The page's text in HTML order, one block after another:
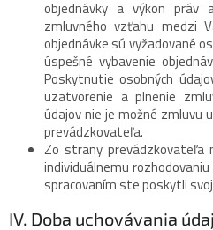
objednávky a výkon práv
zmluvného vzťahu medzi
objednávke sú vyžadované
úspešné vybavenie
Poskytnutie osobných
uzatvorenie a plnenie
údajov nie je možné zmluvu
prevádzkovateľa.
Zo strany prevádzkovateľa
individuálnemu
spracovaním ste poskytli
IV. Doba uchovávania